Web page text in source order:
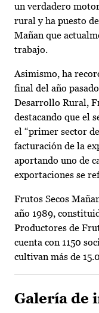
un verdadero
rural y ha puesto
Mañan que
trabajo.
Asimismo, ha
final del año
Desarrollo Rural,
destacando que el
el “primer sector
facturación de la
aportando uno de
exportaciones se
Frutos Secos
año 1989,
Productores de
cuenta con 1150
cultivan más de
Galería de